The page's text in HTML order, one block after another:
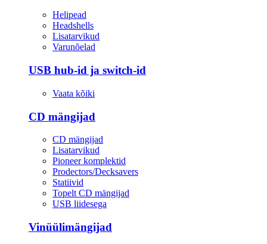
Helipead
Headshells
Lisatarvikud
Varunõelad
USB hub-id ja switch-id
Vaata kõiki
CD mängijad
CD mängijad
Lisatarvikud
Pioneer komplektid
Prodectors/Decksavers
Statiivid
Topelt CD mängijad
USB liidesega
Vinüülimängijad